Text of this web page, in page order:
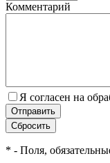
Комментарий
Я согласен на
* - Поля,